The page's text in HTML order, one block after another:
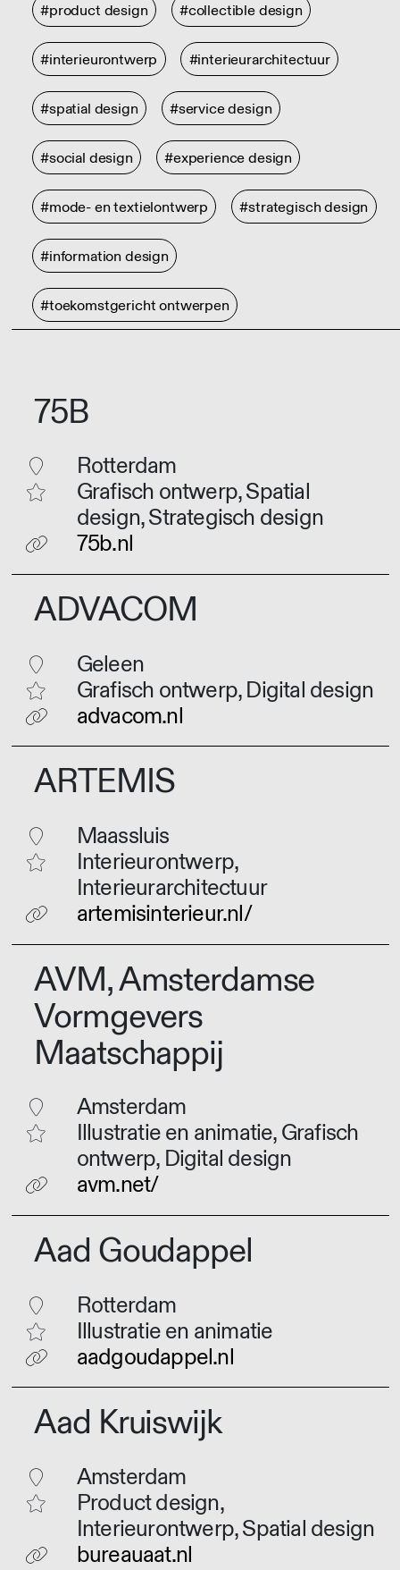
#product design #collectible design
#interieurontwerp #interieurarchitectuur
#spatial design #service design
#social design #experience design
#mode- en textielontwerp #strategisch design
#information design
#toekomstgericht ontwerpen
75B
Rotterdam
Grafisch ontwerp, Spatial
design, Strategisch design
75b.nl
ADVACOM
Geleen
Grafisch ontwerp, Digital design
advacom.nl
ARTEMIS
Maassluis
Interieurontwerp,
Interieurarchitectuur
artemisinterieur.nl/
AVM, Amsterdamse
Vormgevers
Maatschappij
Amsterdam
Illustratie en animatie, Grafisch
ontwerp, Digital design
avm.net/
Aad Goudappel
Rotterdam
Illustratie en animatie
aadgoudappel.nl
Aad Kruiswijk
Amsterdam
Product design,
Interieurontwerp, Spatial design
bureauaat.nl